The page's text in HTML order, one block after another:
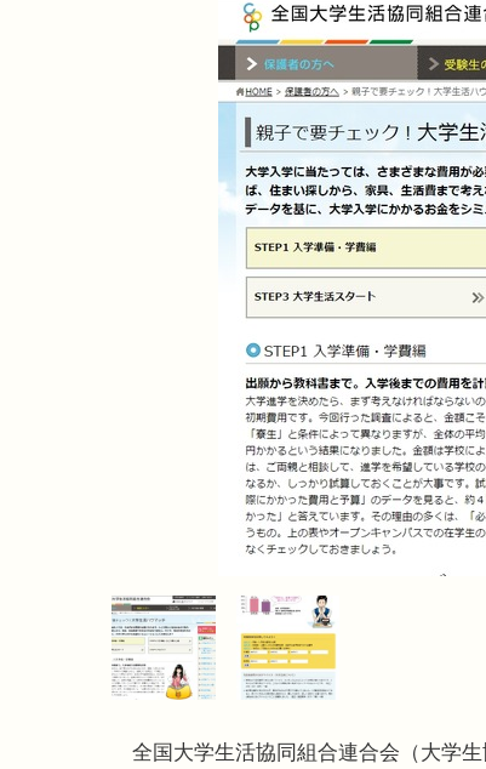
全国大学生活協同組合連合会（大学生